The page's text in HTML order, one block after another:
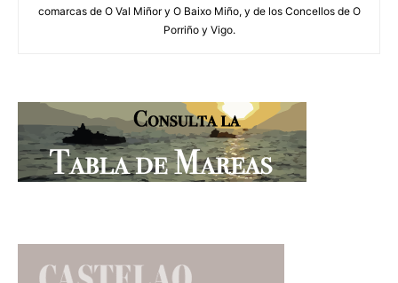
comarcas de O Val Miñor y O Baixo Miño, y de los Concellos de O
Porriño y Vigo.